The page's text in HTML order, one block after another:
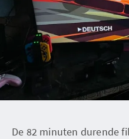
De 82 minuten durende